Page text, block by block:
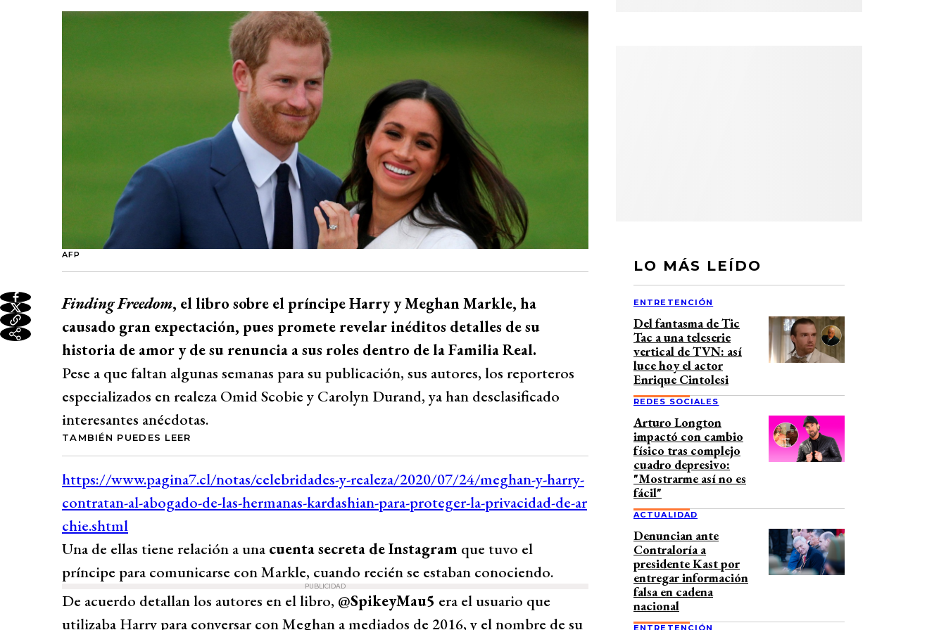
AFP
Finding Freedom, el libro sobre el príncipe Harry y Meghan Markle, ha
causado gran expectación, pues promete revelar inéditos detalles de su
historia de amor y de su renuncia a sus roles dentro de la Familia Real.
Pese a que faltan algunas semanas para su publicación, sus autores, los reporteros
especializados en realeza Omid Scobie y Carolyn Durand, ya han desclasificado
interesantes anécdotas.
TAMBIÉN PUEDES LEER
Una de ellas tiene relación a una cuenta secreta de Instagram que tuvo el
príncipe para comunicarse con Markle, cuando recién se estaban conociendo.
PUBLICIDAD
De acuerdo detallan los autores en el libro, @SpikeyMau5 era el usuario que
utilizaba Harry para conversar con Meghan a mediados de 2016, y el nombre de su
LO MÁS LEÍDO
ENTRETENCIÓN
Del fantasma de Tic
Tac a una teleserie
vertical de TVN: así
luce hoy el actor
Enrique Cintolesi
REDES SOCIALES
Arturo Longton
impactó con cambio
físico tras complejo
cuadro depresivo:
"Mostrarme así no es
fácil"
ACTUALIDAD
Denuncian ante
Contraloría a
presidente Kast por
entregar información
falsa en cadena
nacional
ENTRETENCIÓN